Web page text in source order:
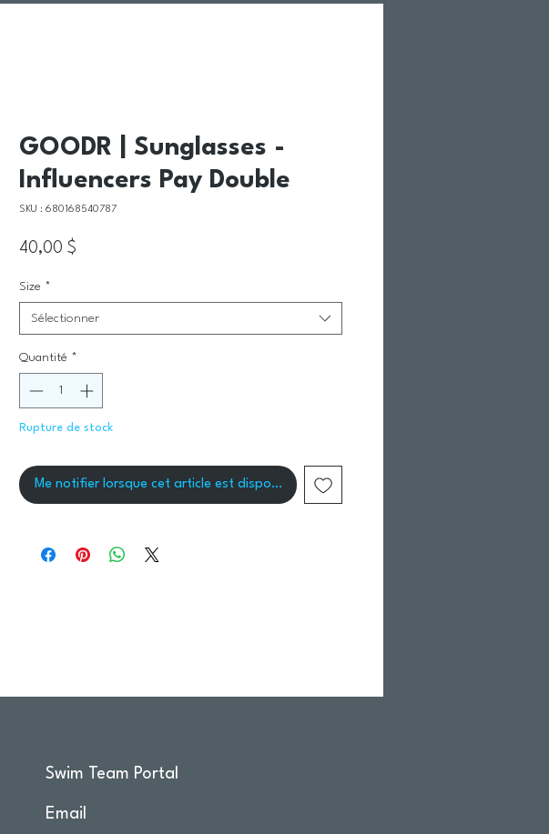
GOODR | Sunglasses -
Influencers Pay Double
SKU : 680168540787
40,00 $
Size *
Sélectionner
Quantité *
Rupture de stock
Me notifier lorsque cet article est disponible
Swim Team Portal
Email